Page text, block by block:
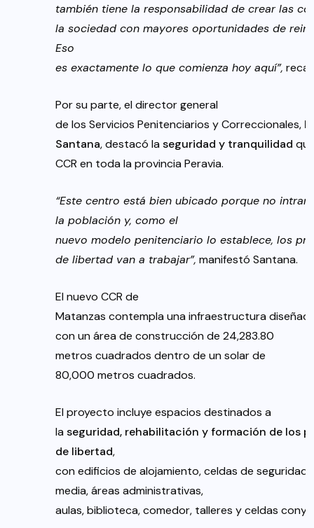
también tiene la responsabilidad de crear las
la sociedad con mayores oportunidades de
Eso
es exactamente lo que comienza hoy aquí”,
Por su parte, el director general
de los Servicios Penitenciarios y Correccionales,
Santana, destacó laseguridad y tranquilidad
CCR en toda la provincia Peravia.
“Este centro está bien ubicado porque no
la población y, como el
nuevo modelo penitenciario lo establece, los
de libertad van a trabajar”, manifestó Santana.
El nuevo CCR de
Matanzas contempla una infraestructura
con un área de construcción de 24,283.80
metros cuadrados dentro de un solar de
80,000 metros cuadrados.
El proyecto incluye espacios destinados a
laseguridad, rehabilitación yformación de los
de libertad,
con edificios de alojamiento, celdas de seguridad
media, áreas administrativas,
aulas, biblioteca, comedor, talleres y celdas